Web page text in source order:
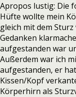
Apropos lustig: Die
Hüfte wollte mein
gleich mit dem
Gedanken
aufgestanden war
Außerdem war ich
aufgestanden, er
Kissen/Kopf
Körperhirn als